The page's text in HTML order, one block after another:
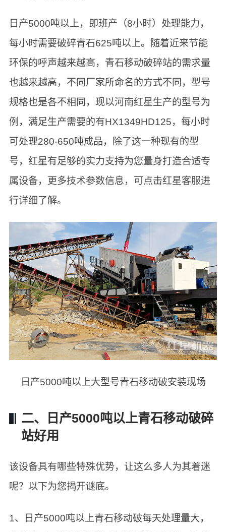
日产5000吨以上，即班产（8小时）处理能力，
每小时需要破碎青石625吨以上。随着近来节能
环保的呼声越来越高，青石移动破碎站的需求量
也越来越高，不同厂家所命名的方式不同，型号
规格也是各不相同，现以河南红星生产的型号为
例，满足生产需要的有HX1349HD125，每小时
可处理280-650吨成品，除了这一种现有的型
号，红星有足够的实力支持为您量身打造合适专
属设备，更多技术参数信息，可点击红星客服进
行详细了解。
日产5000吨以上大型号青石移动破安装现场
二、日产5000吨以上青石移动破碎
站好用
该设备具有哪些特殊优势，让这么多人为其着迷
呢？以下为您揭开谜底。
1、日产5000吨以上青石移动破每天处理量大，